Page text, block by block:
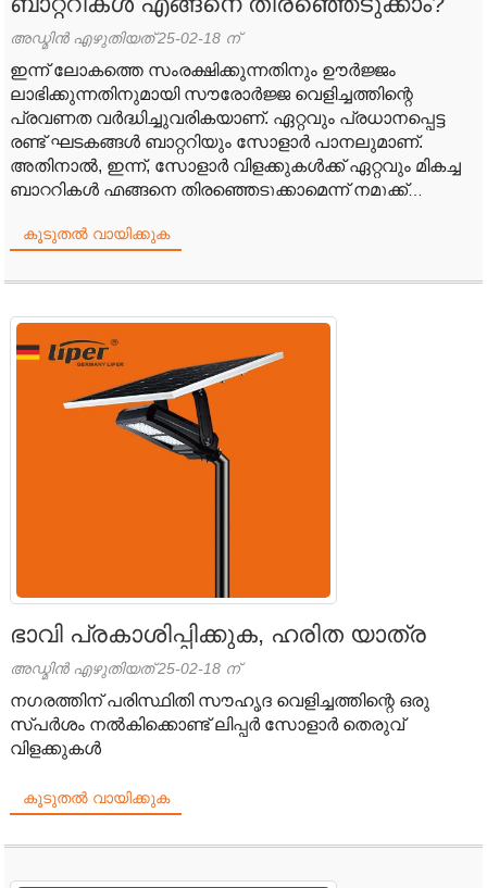
അഡ്മിൻ എഴുതിയത് 25-02-18 ന്
ഇന്ന് ലോകത്തെ സംരക്ഷിക്കുന്നതിനും ഊർജ്ജം
ലാഭിക്കുന്നതിനുമായി സൗരോർജ്ജ വെളിച്ചത്തിന്റെ
പ്രവണത വർദ്ധിച്ചുവരികയാണ്. ഏറ്റവും പ്രധാനപ്പെട്ട
രണ്ട് ഘടകങ്ങൾ ബാറ്ററിയും സോളാർ പാനലുമാണ്.
അതിനാൽ, ഇന്ന്, സോളാർ വിളക്കുകൾക്ക് ഏറ്റവും മികച്ച
ബാറ്ററികൾ എങ്ങനെ തിരഞ്ഞെടുക്കാമെന്ന് നമുക്ക്
കൂടുതൽ വായിക്കുക
ഭാവി പ്രകാശിപ്പിക്കുക, ഹരിത യാത്ര
അഡ്മിൻ എഴുതിയത് 25-02-18 ന്
നഗരത്തിന് പരിസ്ഥിതി സൗഹൃദ വെളിച്ചത്തിന്റെ ഒരു
സ്പർശം നൽകിക്കൊണ്ട് ലിപ്പർ സോളാർ തെരുവ്
വിളക്കുകൾ
കൂടുതൽ വായിക്കുക